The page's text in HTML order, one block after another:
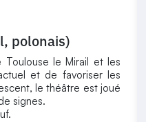
polonais)
le Mirail et les
et de favoriser les
le théâtre est joué
signes.